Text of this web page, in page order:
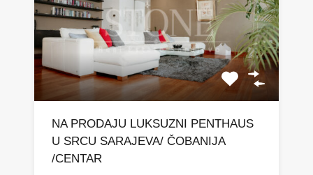
NA PRODAJU LUKSUZNI PENTHAUS
U SRCU SARAJEVA/ ČOBANIJA
/CENTAR